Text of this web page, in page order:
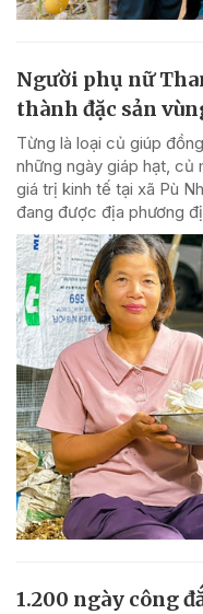
Người phụ nữ
thành đặc sản
Từng là loại củ giúp
những ngày giáp hạt, củ
giá trị kinh tế tại xã Pù
đang được địa phương
1.200 ngày công